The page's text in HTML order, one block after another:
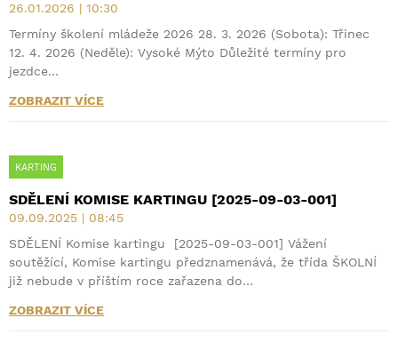
26.01.2026 | 10:30
Termíny školení mládeže 2026 28. 3. 2026 (Sobota): Třinec
12. 4. 2026 (Neděle): Vysoké Mýto Důležité termíny pro
jezdce…
ZOBRAZIT VÍCE
KARTING
SDĚLENÍ KOMISE KARTINGU [2025-09-03-001]
09.09.2025 | 08:45
SDĚLENÍ Komise kartingu [2025-09-03-001] Vážení
soutěžící, Komise kartingu předznamenává, že třída ŠKOLNÍ
již nebude v příštím roce zařazena do…
ZOBRAZIT VÍCE